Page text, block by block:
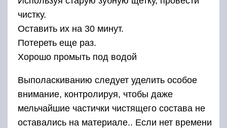
чистку.
Оставить их на 30 минут.
Потереть еще раз.
Хорошо промыть под водой
Выполаскиванию следует уделить особое
внимание, контролируя, чтобы даже
мельчайшие частички чистящего состава не
оставались на материале.. Если нет времени